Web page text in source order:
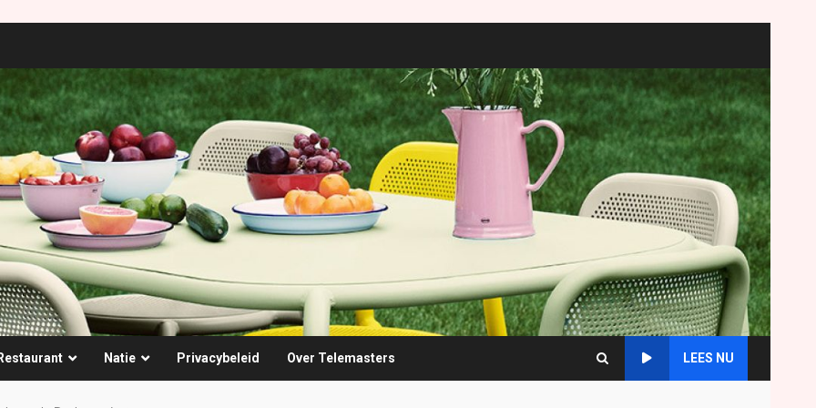
Restaurant Natie Privacybeleid Over Telemasters LEES NU